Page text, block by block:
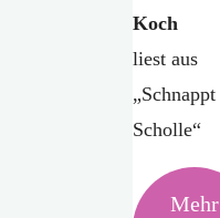
Koch
liest aus
„Schnappt
Scholle“
Mehr